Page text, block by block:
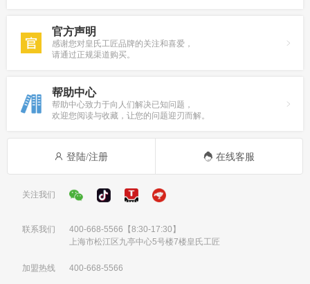
官方声明
感谢您对皇氏工匠品牌的关注和喜爱，
请通过正规渠道购买。
帮助中心
帮助中心致力于向人们解决已知问题，
欢迎您阅读与收藏，让您的问题迎刃而解。
登陆/注册 在线客服
关注我们
联系我们 400-668-5566 【8:30-17:30】
上海市松江区九亭中心5号楼7楼皇氏工匠
加盟热线 400-668-5566